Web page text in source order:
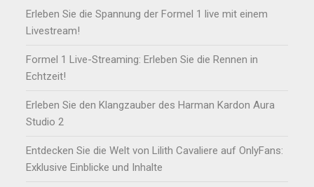
Erleben Sie die Spannung der Formel 1 live mit einem
Livestream!
Formel 1 Live-Streaming: Erleben Sie die Rennen in
Echtzeit!
Erleben Sie den Klangzauber des Harman Kardon Aura
Studio 2
Entdecken Sie die Welt von Lilith Cavaliere auf OnlyFans:
Exklusive Einblicke und Inhalte